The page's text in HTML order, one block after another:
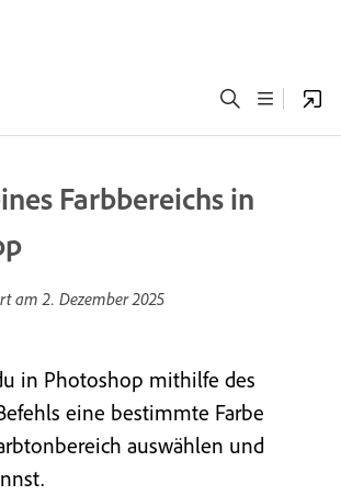
Farbbereichs in
am2. Dezember 2025
in Photoshop mithilfe des
eine bestimmte Farbe
auswählen und